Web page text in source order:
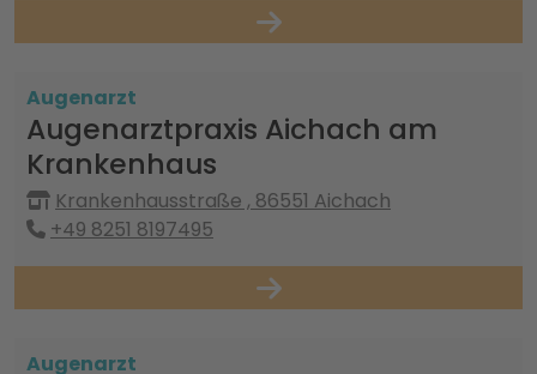
Augenarzt
Augenarztpraxis Aichach am
Krankenhaus
Krankenhausstraße , 86551 Aichach
+49 8251 8197495
Augenarzt